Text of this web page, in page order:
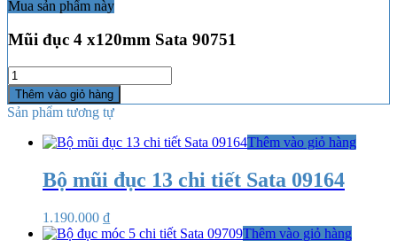
Mua sản phẩm này
Mũi đục 4 x120mm Sata 90751
Số
lượng
Thêm vào giỏ hàng
Sản phẩm tương tự
Thêm vào giỏ hàng
Bộ mũi đục 13 chi tiết Sata 09164
1.190.000 ₫
Thêm vào giỏ hàng